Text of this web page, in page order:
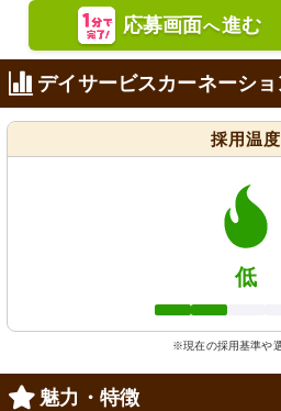
応募画面へ進む
デイサービスカーネーシ
採用温度
低
※現在の採用基準や
魅力・特徴